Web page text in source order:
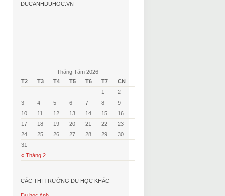
DUCANHDUHOC.VN
Tháng Tám 2026
T2
T3 T4 T5 T6 T7 CN
« Tháng 2
1
2
3
4 5 6 7 8
9
10
11 12 13 14 15
16
17
18 19 20 21 22
23
24
25 26 27 28 29
30
31
CÁC THỊ TRƯỜNG DU HỌC KHÁC